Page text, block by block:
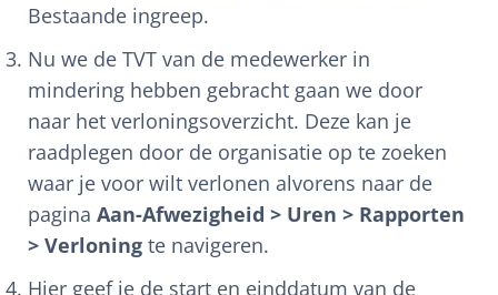
Bestaande ingreep.
Nu we de TVT van de medewerker in
mindering hebben gebracht gaan we door
naar het verloningsoverzicht. Deze kan je
raadplegen door de organisatie op te zoeken
waar je voor wilt verlonen alvorens naar de
pagina Aan-Afwezigheid > Uren > Rapporten
> Verloning te navigeren.
Hier geef je de start en einddatum van de